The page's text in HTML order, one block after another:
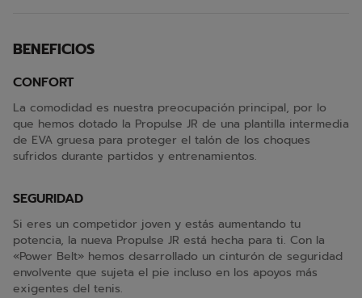
BENEFICIOS
CONFORT
La comodidad es nuestra preocupación principal, por lo
que hemos dotado la Propulse JR de una plantilla intermedia
de EVA gruesa para proteger el talón de los choques
sufridos durante partidos y entrenamientos.
SEGURIDAD
Si eres un competidor joven y estás aumentando tu
potencia, la nueva Propulse JR está hecha para ti. Con la
«Power Belt» hemos desarrollado un cinturón de seguridad
envolvente que sujeta el pie incluso en los apoyos más
exigentes del tenis.